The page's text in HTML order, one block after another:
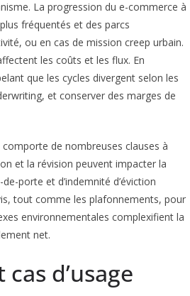
La progression du e-commerce à
fréquentés et des parcs
ou en cas de mission creep urbain.
les coûts et les flux. En
que les cycles divergent selon les
et conserver des marges de
de nombreuses clauses à
et la révision peuvent impacter la
porte et d’indemnité d’éviction
tout comme les plafonnements, pour
environnementales complexifient la
net.
d’usage